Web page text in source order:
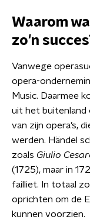
Waarom
zo'n
Vanwege
opera-
Music. Daarmee
uit het
van zijn opera’s,
werden. Händel
zoals Giulio
(1725), maar in
failliet. In totaal
oprichten om de
kunnen voorzien.